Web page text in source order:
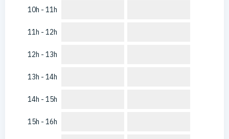
10h - 11h
11h - 12h
12h - 13h
13h - 14h
14h - 15h
15h - 16h